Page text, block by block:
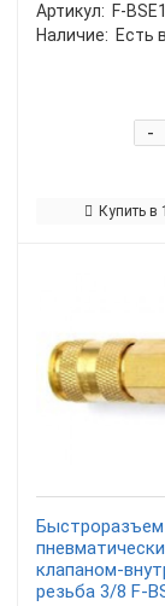
Артикул: F-
Наличие: Есть
-
Купить в
Быстроразъем
клапаном-
резьба 3/8 F-